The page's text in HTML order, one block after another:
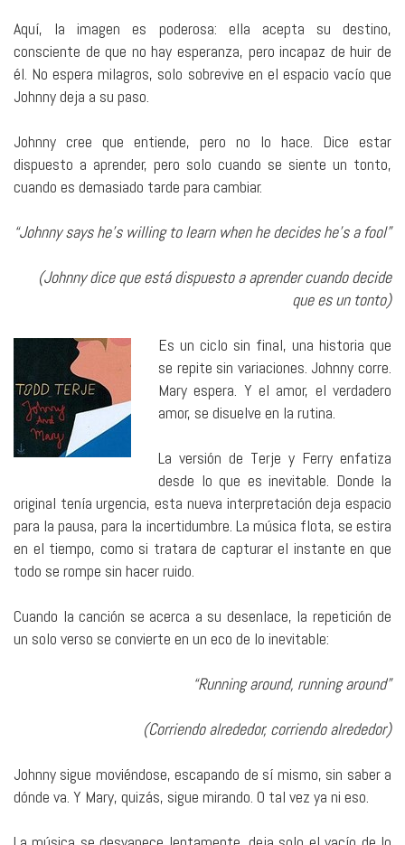
Aquí, la imagen es poderosa: ella acepta su destino,
consciente de que no hay esperanza, pero incapaz de huir de
él. No espera milagros, solo sobrevive en el espacio vacío que
Johnny deja a su paso.
Johnny cree que entiende, pero no lo hace. Dice estar
dispuesto a aprender, pero solo cuando se siente un tonto,
cuando es demasiado tarde para cambiar.
“Johnny says he’s willing to learn when he decides he’s a fool”
(Johnny dice que está dispuesto a aprender cuando decide
que es un tonto)
Es un ciclo sin final, una historia que
se repite sin variaciones. Johnny corre.
Mary espera. Y el amor, el verdadero
amor, se disuelve en la rutina.
La versión de Terje y Ferry enfatiza
desde lo que es inevitable. Donde la
original tenía urgencia, esta nueva interpretación deja espacio
para la pausa, para la incertidumbre. La música flota, se estira
en el tiempo, como si tratara de capturar el instante en que
todo se rompe sin hacer ruido.
Cuando la canción se acerca a su desenlace, la repetición de
un solo verso se convierte en un eco de lo inevitable:
“Running around, running around”
(Corriendo alrededor, corriendo alrededor)
Johnny sigue moviéndose, escapando de sí mismo, sin saber a
dónde va. Y Mary, quizás, sigue mirando. O tal vez ya ni eso.